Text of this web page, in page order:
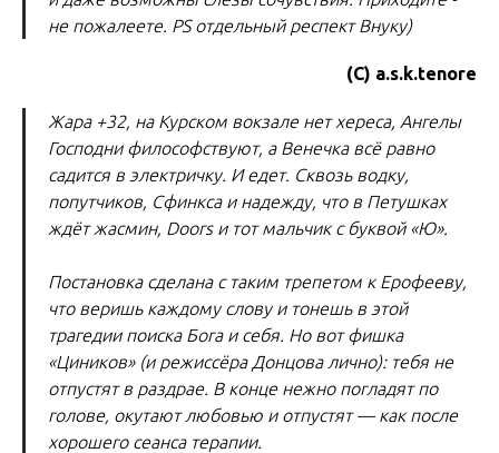
не пожалеете. PS отдельный респект Внуку)
(С) a.s.k.tenore
Жара +32, на Курском вокзале нет хереса, Ангелы
Господни философствуют, а Венечка всё равно
садится в электричку. И едет. Сквозь водку,
попутчиков, Сфинкса и надежду, что в Петушках
ждёт жасмин, Doors и тот мальчик с буквой «Ю».
Постановка сделана с таким трепетом к Ерофееву,
что веришь каждому слову и тонешь в этой
трагедии поиска Бога и себя. Но вот фишка
«Циников» (и режиссёра Донцова лично): тебя не
отпустят в раздрае. В конце нежно погладят по
голове, окутают любовью и отпустят — как после
хорошего сеанса терапии.